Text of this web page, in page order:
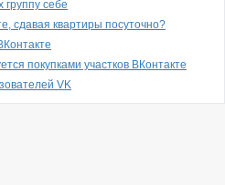
группу себе
сдавая квартиры посуточно?
покупками участков ВКонтакте
VK